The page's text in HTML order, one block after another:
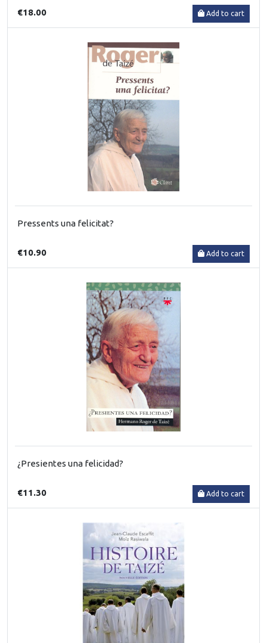
€18.00 Add to cart
Pressents una felicitat?
€10.90 Add to cart
¿Presientes una felicidad?
€11.30 Add to cart